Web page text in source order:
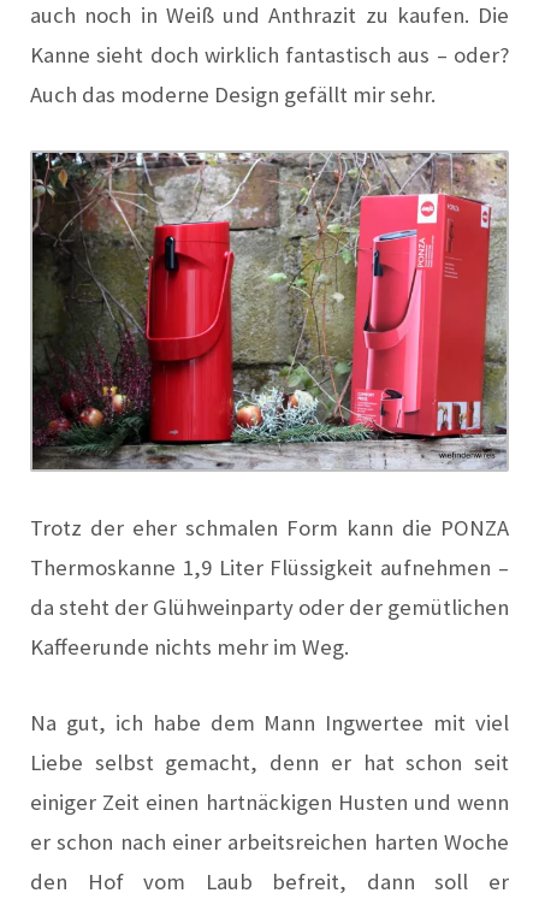
auch noch in Weiß und Anthrazit zu kaufen. Die
Kanne sieht doch wirklich fantastisch aus – oder?
Auch das moderne Design gefällt mir sehr.
Trotz der eher schmalen Form kann die PONZA
Thermoskanne 1,9 Liter Flüssigkeit aufnehmen –
da steht der Glühweinparty oder der gemütlichen
Kaffeerunde nichts mehr im Weg.
Na gut, ich habe dem Mann Ingwertee mit viel
Liebe selbst gemacht, denn er hat schon seit
einiger Zeit einen hartnäckigen Husten und wenn
er schon nach einer arbeitsreichen harten Woche
den Hof vom Laub befreit, dann soll er